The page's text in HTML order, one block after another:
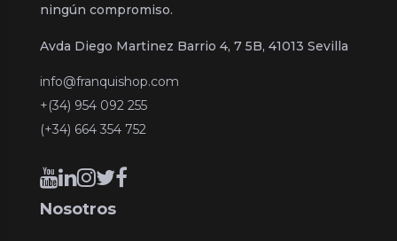
ningún compromiso.
Avda Diego Martinez Barrio 4, 7 5B, 41013 Sevilla
info@franquishop.com
+(34) 954 092 255
(+34) 664 354 752
Nosotros